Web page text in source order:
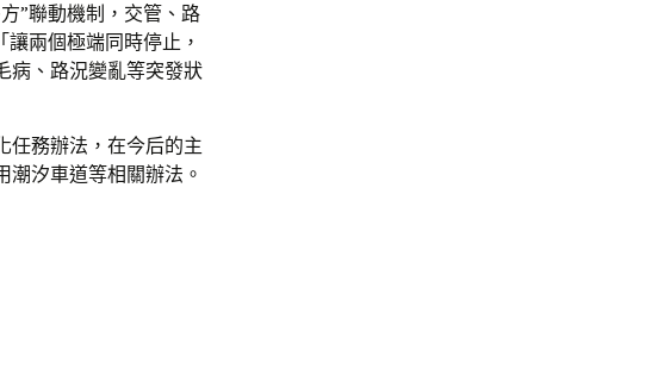
”聯動機制，交管、路
兩個極端同時停止，
病、路況變亂等突發狀
任務辦法，在今后的主
潮汐車道等相關辦法。